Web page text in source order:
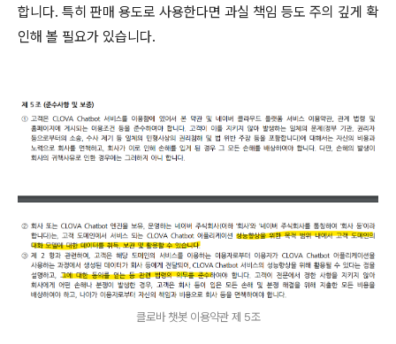
합니다. 특히 판매 용도로 사용한다면 과실 책임 등도 주의 깊게 확
인해 볼 필요가 있습니다.
클로바 챗봇 이용약관 제 5조